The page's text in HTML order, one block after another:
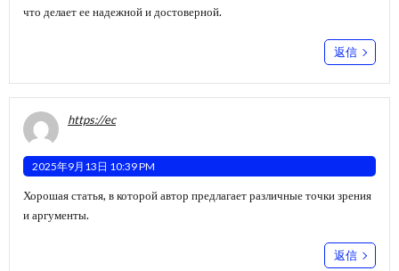
что делает ее надежной и достоверной.
返信
https://ec
2025年9月13日 10:39 PM
Хорошая статья, в которой автор предлагает различные точки зрения
и аргументы.
返信